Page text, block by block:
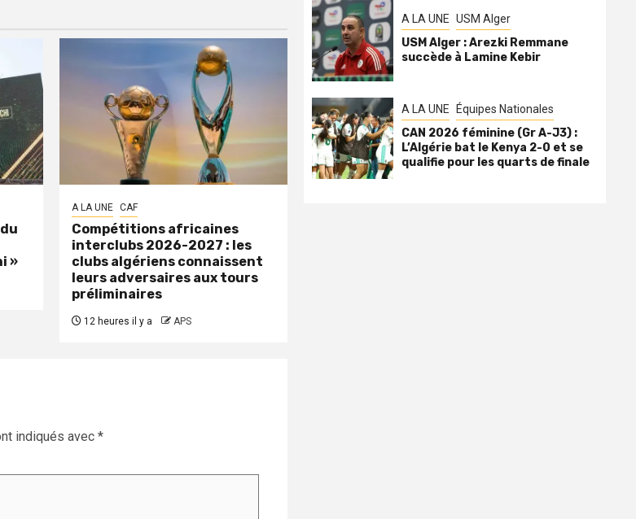
»
A LA UNE CAF
Compétitions africaines
interclubs 2026-2027 : les
clubs algériens connaissent
leurs adversaires aux tours
préliminaires
12 heures il y a APS
indiqués avec *
A LA UNE USM Alger
USM Alger : Arezki Remmane
succède à Lamine Kebir
A LA UNE Équipes Nationales
CAN 2026 féminine (Gr A-J3) :
L’Algérie bat le Kenya 2-0 et se
qualifie pour les quarts de finale